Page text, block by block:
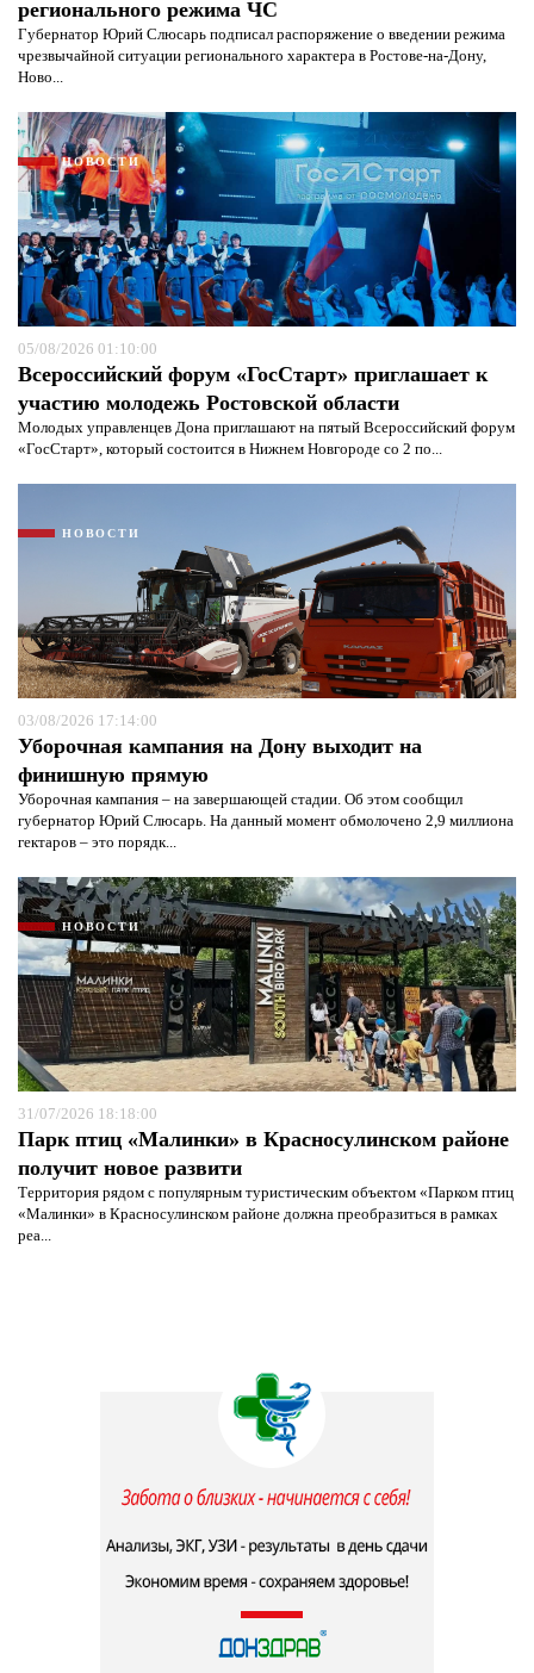
регионального режима ЧС
Губернатор Юрий Слюсарь подписал распоряжение о введении режима
чрезвычайной ситуации регионального характера в Ростове-на-Дону,
Ново...
НОВОСТИ
05/08/2026 01:10:00
Всероссийский форум «ГосСтарт» приглашает к
участию молодежь Ростовской области
Молодых управленцев Дона приглашают на пятый Всероссийский форум
«ГосСтарт», который состоится в Нижнем Новгороде со 2 по...
НОВОСТИ
03/08/2026 17:14:00
Уборочная кампания на Дону выходит на
финишную прямую
Уборочная кампания – на завершающей стадии. Об этом сообщил
губернатор Юрий Слюсарь. На данный момент обмолочено 2,9 миллиона
гектаров – это порядк...
НОВОСТИ
31/07/2026 18:18:00
Парк птиц «Малинки» в Красносулинском районе
получит новое развити
Территория рядом с популярным туристическим объектом «Парком птиц
«Малинки» в Красносулинском районе должна преобразиться в рамках
реа...
Я согласен сполитикой конфиденциальности и
защиты информации*
Я согласен с
политикой конфиденциальности и
защиты информации*